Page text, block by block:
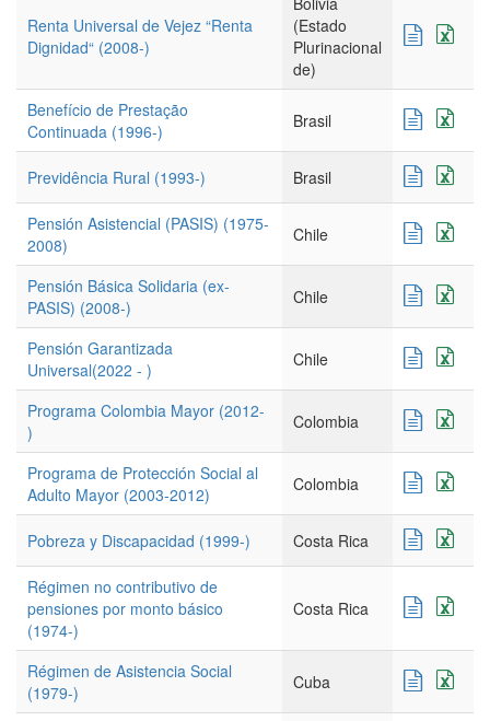
Renta Universal de Vejez “Renta
Dignidad“ (2008-)
(Estado
Plurinacional
de)
Benefício de Prestação
Continuada (1996-)
Brasil
Previdência Rural (1993-) Brasil
Pensión Asistencial (PASIS) (1975-
2008)
Chile
Pensión Básica Solidaria (ex-
PASIS) (2008-)
Chile
Pensión Garantizada
Universal(2022 - )
Chile
Programa Colombia Mayor (2012-
)
Colombia
Programa de Protección Social al
Adulto Mayor (2003-2012)
Colombia
Pobreza y Discapacidad (1999-) Costa Rica
Régimen no contributivo de
pensiones por monto básico
(1974-)
Costa Rica
Régimen de Asistencia Social
(1979-)
Cuba